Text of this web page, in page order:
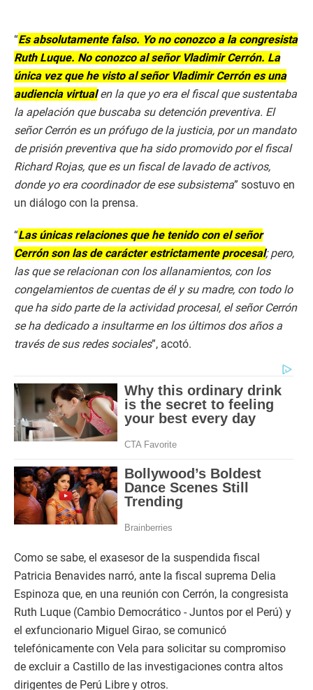
“Es absolutamente falso. Yo no conozco a la congresista
Ruth Luque. No conozco al señor Vladimir Cerrón. La
única vez que he visto al señor Vladimir Cerrón es una
audiencia virtualen la que yo era el fiscal que sustentaba
la apelación que buscaba su detención preventiva. El
señor Cerrón es un prófugo de la justicia, por un mandato
de prisión preventiva que ha sido promovido por el fiscal
Richard Rojas, que es un fiscal de lavado de activos,
donde yo era coordinador de ese subsistema” sostuvo en
un diálogo con la prensa.
“Las únicas relaciones que he tenido con el señor
Cerrón son las de carácter estrictamente procesal; pero,
las que se relacionan con los allanamientos, con los
congelamientos de cuentas de él y su madre, con todo lo
que ha sido parte de la actividad procesal, el señor Cerrón
se ha dedicado a insultarme en los últimos dos años a
través de sus redes sociales”, acotó.
Como se sabe, el exasesor de la suspendida fiscal
Patricia Benavides narró, ante la fiscal suprema Delia
Espinoza que, en una reunión con Cerrón, la congresista
Ruth Luque (Cambio Democrático - Juntos por el Perú) y
el exfuncionario Miguel Girao, se comunicó
telefónicamente con Vela para solicitar su compromiso
de excluir a Castillo de las investigaciones contra altos
dirigentes de Perú Libre y otros.